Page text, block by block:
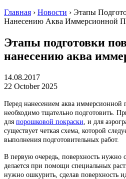
Главная › Новости › Этапы
Нанесению Аква Иммерсионной
Этапы подготовки
нанесению аква
14.08.2017
22 October 2025
Перед нанесением аква иммерсионной
необходимо тщательно подготовить.
для порошковой покраски , и для
существует четкая схема, которой
выполнения подготовительных работ.
В первую очередь, поверхность нужно
делается при помощи специальных
нужно ошкурить, сделав поверхность